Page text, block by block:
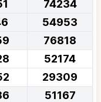
74234
54953
76818
52174
29309
51167